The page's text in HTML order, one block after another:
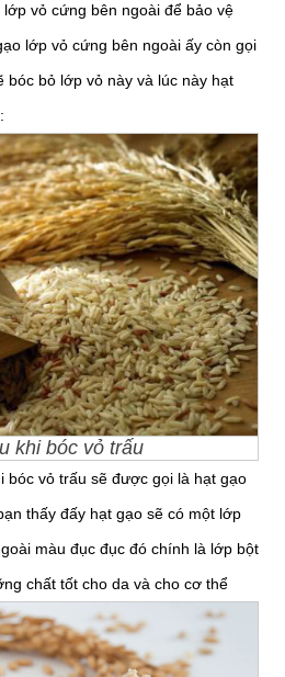
vỏ cứng bên ngoài để bảo vệ
lớp vỏ cứng bên ngoài ấy còn gọi
bóc bỏ lớp vỏ này và lúc này hạt
khi bóc vỏ trấu
bóc vỏ trấu sẽ được gọi là hạt gạo
thấy đấy hạt gạo sẽ có một lớp
màu đục đục đó chính là lớp bột
chất tốt cho da và cho cơ thể